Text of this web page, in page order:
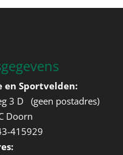
en Sportvelden:
3 D (geen postadres)
Doorn
415929